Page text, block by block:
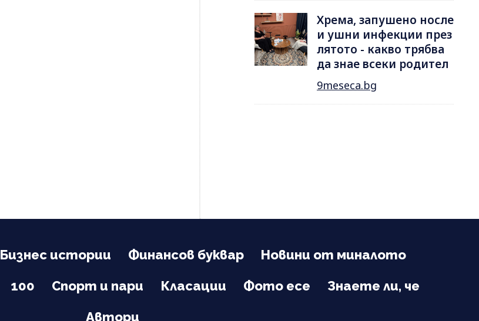
Хрема, запушено носле
и ушни инфекции през
лятотo - какво трябва
да знае всеки родител
9meseca.bg
Бизнес истории Финансов буквар Новини от миналото
100 Спорт и пари Класации Фото есе Знаете ли, че
Автори